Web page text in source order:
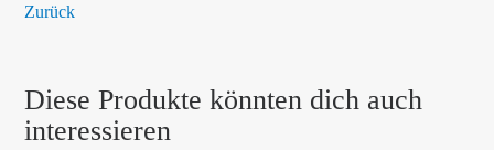
Zurück
Diese Produkte könnten dich auch
interessieren